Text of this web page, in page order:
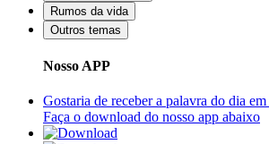
Rumos da vida
Outros temas
Nosso APP
Gostaria de receber a palavra do dia
Faça o download do nosso app abaixo